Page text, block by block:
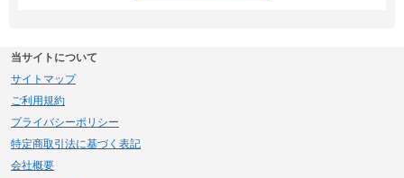
当サイトについて
サイトマップ
ご利用規約
プライバシーポリシー
特定商取引法に基づく表記
会社概要